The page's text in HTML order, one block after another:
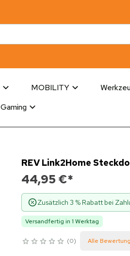
MOBILITY
Gaming
REV Link2Home
44,95 €*
Zusätzlich 3 % Rabatt bei
Versandfertig in 1 Werktag
0 Alle